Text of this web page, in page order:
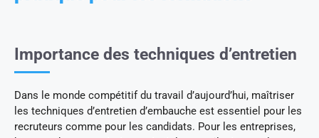
Importance des techniques d’entretien
Dans le monde compétitif du travail d’aujourd’hui, maîtriser
les techniques d’entretien d’embauche est essentiel pour les
recruteurs comme pour les candidats. Pour les entreprises,